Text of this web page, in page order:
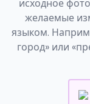
исходное
желаемые
языком.
город» или